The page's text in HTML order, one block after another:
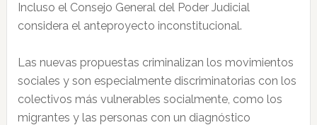
Incluso el Consejo General del Poder Judicial
considera el anteproyecto inconstitucional.
Las nuevas propuestas criminalizan los movimientos
sociales y son especialmente discriminatorias con los
colectivos más vulnerables socialmente, como los
migrantes y las personas con un diagnóstico